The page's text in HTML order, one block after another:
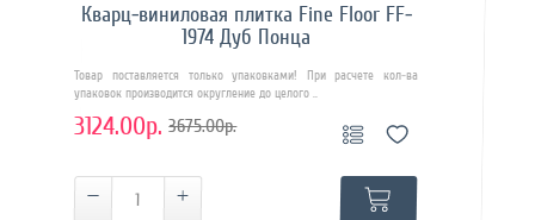
Кварц-виниловая плитка Fine Floor FF-
1974 Дуб Понца
Товар поставляется только упаковками! При расчете кол-ва
упаковок производится округление до целого ..
3124.00р. 3675.00р.